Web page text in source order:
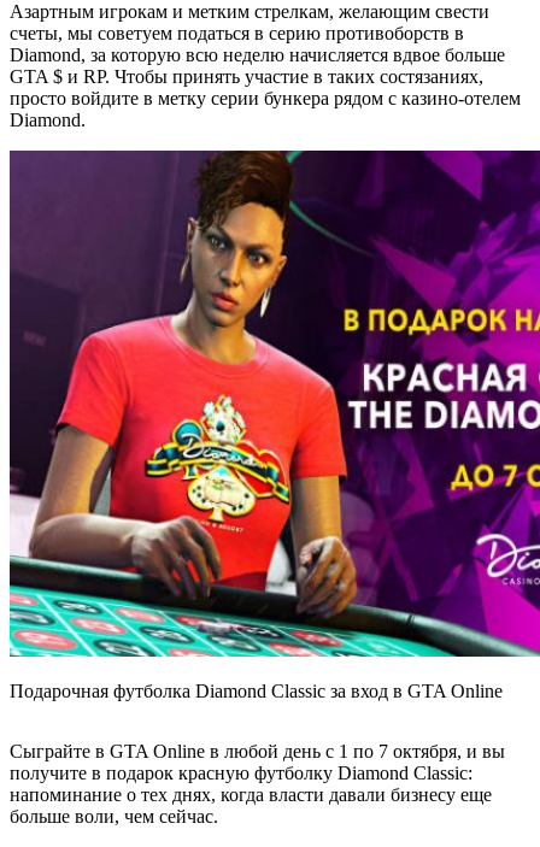
Азартным игрокам и метким стрелкам, желающим свести
счеты, мы советуем податься в серию противоборств в
Diamond, за которую всю неделю начисляется вдвое больше
GTA $ и RP. Чтобы принять участие в таких состязаниях,
просто войдите в метку серии бункера рядом с казино-отелем
Diamond.
Подарочная футболка Diamond Classic за вход в GTA Online
Сыграйте в GTA Online в любой день с 1 по 7 октября, и вы
получите в подарок красную футболку Diamond Classic:
напоминание о тех днях, когда власти давали бизнесу еще
больше воли, чем сейчас.